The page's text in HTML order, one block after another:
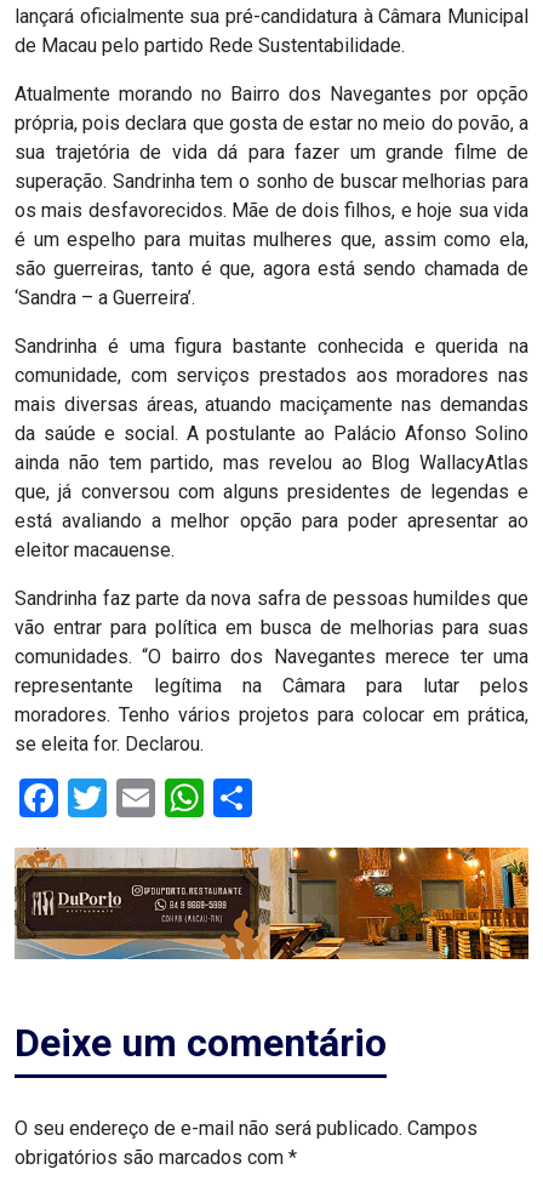
ASSEMBLEIA
RN
ASSISTÊNCIA
MÉDICA
BASTIDORES
Blog
BRASIL
CÂMARA
DE
GUAMARÉ
CÂMARA
DE
MACAU
CÂMARA
DE
NATAL
CÂMARA
FEDERAL
MUNICIPAL
MACAU
lançará oficialmente sua pré-candidatura à Câmara Municipal
de Macau pelo partido Rede Sustentabilidade.
Atualmente morando no Bairro dos Navegantes por opção
própria, pois declara que gosta de estar no meio do povão, a
sua trajetória de vida dá para fazer um grande filme de
superação. Sandrinha tem o sonho de buscar melhorias para
os mais desfavorecidos. Mãe de dois filhos, e hoje sua vida
é um espelho para muitas mulheres que, assim como ela,
são guerreiras, tanto é que, agora está sendo chamada de
‘Sandra – a Guerreira’.
Sandrinha é uma figura bastante conhecida e querida na
comunidade, com serviços prestados aos moradores nas
mais diversas áreas, atuando maciçamente nas demandas
da saúde e social. A postulante ao Palácio Afonso Solino
ainda não tem partido, mas revelou ao Blog WallacyAtlas
que, já conversou com alguns presidentes de legendas e
está avaliando a melhor opção para poder apresentar ao
eleitor macauense.
Sandrinha faz parte da nova safra de pessoas humildes que
vão entrar para política em busca de melhorias para suas
comunidades. “O bairro dos Navegantes merece ter uma
representante legítima na Câmara para lutar pelos
moradores. Tenho vários projetos para colocar em prática,
se eleita for. Declarou.
Facebook
Twitter
EmailWhatsApp
Deixe um comentário
O seu endereço de e-mail não será publicado. Campos
obrigatórios são marcados com *